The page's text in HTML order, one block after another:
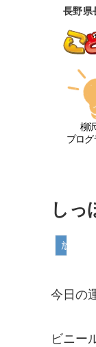
長野県
柳
プログ
しっ
放課後
今日の
ビニー